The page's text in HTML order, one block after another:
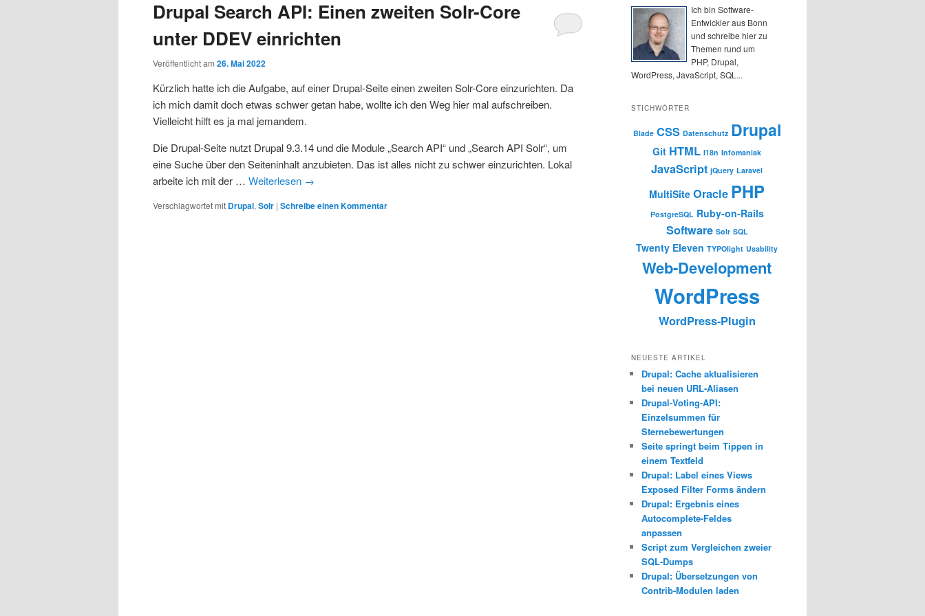
Drupal Search API: Einen zweiten Solr-Core
unter DDEV einrichten
Veröffentlicht am 26. Mai 2022
Kürzlich hatte ich die Aufgabe, auf einer Drupal-Seite einen zweiten Solr-Core einzurichten. Da
ich mich damit doch etwas schwer getan habe, wollte ich den Weg hier mal aufschreiben.
Vielleicht hilft es ja mal jemandem.
Die Drupal-Seite nutzt Drupal 9.3.14 und die Module „Search API“ und „Search API Solr“, um
eine Suche über den Seiteninhalt anzubieten. Das ist alles nicht zu schwer einzurichten. Lokal
arbeite ich mit der … Weiterlesen →
Verschlagwortet mit Drupal, Solr | Schreibe einen Kommentar
h
e
Ich bin Software-
Entwickler aus Bonn
und schreibe hier zu
Themen rund um
PHP, Drupal,
WordPress, JavaScript, SQL...
STICHWÖRTER
Blade CSS Datenschutz Drupal
Git HTML I18n Infomaniak
JavaScript jQuery Laravel
MultiSite Oracle PHP
PostgreSQL Ruby-on-Rails
Software Solr SQL
Twenty Eleven TYPOlight Usability
Web-Development
WordPress
WordPress-Plugin
NEUESTE ARTIKEL
Drupal: Cache aktualisieren
bei neuen URL-Aliasen
Drupal-Voting-API:
Einzelsummen für
Sternebewertungen
Seite springt beim Tippen in
einem Textfeld
Drupal: Label eines Views
Exposed Filter Forms ändern
Drupal: Ergebnis eines
Autocomplete-Feldes
anpassen
Script zum Vergleichen zweier
SQL-Dumps
Drupal: Übersetzungen von
Contrib-Modulen laden